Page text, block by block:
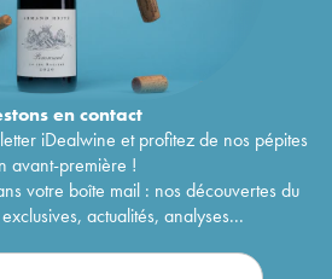
encontact
iDealwine et profitez de nos pépites
avant-première !
votre boîte mail : nos découvertes du
actualités, analyses...